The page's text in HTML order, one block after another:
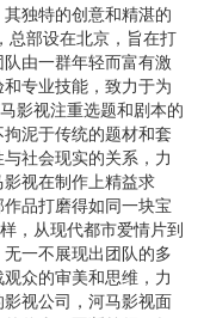
独特的创意和精湛的
总部设在北京，旨在打
由一群年轻而富有激
专业技能，致力于为
影视注重选题和剧本的
泥于传统的题材和套
社会现实的关系，力
视在制作上精益求
品打磨得如同一块宝
，从现代都市爱情片到
一不展现出团队的多
众的审美和思维，力
视公司，河马影视面